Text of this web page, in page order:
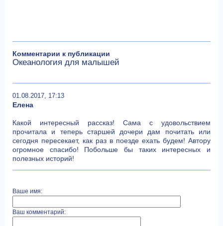
Комментарии к публикации
Океанология для малышей
01.08.2017, 17:13
Елена
Какой интересный рассказ! Сама с удовольствием
прочитала и теперь старшей дочери дам почитать или
сегодня пересекает, как раз в поезде ехать будем! Автору
огромное спасибо! Побольше бы таких интересных и
полезных историй!
Ваше имя:
Ваш комментарий: